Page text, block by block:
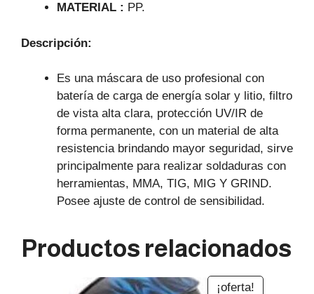
MATERIAL : PP.
Descripción:
Es una máscara de uso profesional con
batería de carga de energía solar y litio, filtro
de vista alta clara, protección UV/IR de
forma permanente, con un material de alta
resistencia brindando mayor seguridad, sirve
principalmente para realizar soldaduras con
herramientas, MMA, TIG, MIG Y GRIND.
Posee ajuste de control de sensibilidad.
Productos relacionados
¡oferta!